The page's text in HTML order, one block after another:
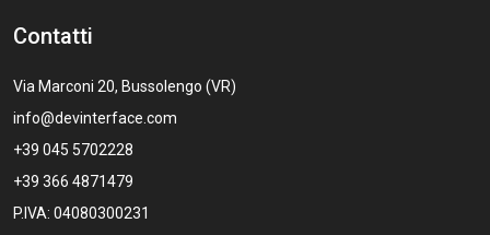
Contatti
Via Marconi 20, Bussolengo (VR)
info@devinterface.com
+39 045 5702228
+39 366 4871479
P.IVA: 04080300231